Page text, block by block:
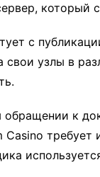
который
с
узлы в
к
Casino